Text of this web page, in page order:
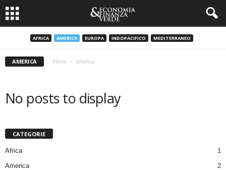
AFRICA AMERICA EUROPA INDOPACIFICO MEDITERRANEO
AMERICA Home America
No posts to display
CATEGORIE
Africa
1
America
2